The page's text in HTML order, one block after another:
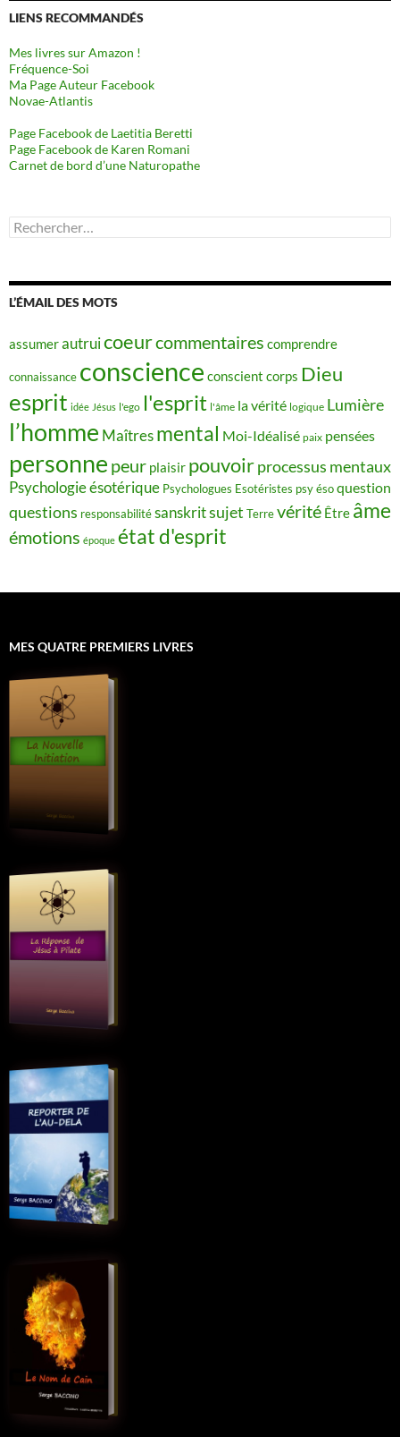
LIENS RECOMMANDÉS
Mes livres sur Amazon !
Fréquence-Soi
Ma Page Auteur Facebook
Novae-Atlantis
Page Facebook de Laetitia Beretti
Page Facebook de Karen Romani
Carnet de bord d’une Naturopathe
Rechercher :
L’ÉMAIL DES MOTS
assumerautruicoeurcommentaires comprendre
connaissance conscience conscient corps Dieu
esprit idée Jésus l'ego l'esprit l'âme la vérité logique Lumière
l’homme Maîtres mental Moi-Idéalisé paix pensées
personne peur plaisir pouvoirprocessus mentaux
Psychologie ésotérique Psychologues Esotéristes psy ésoquestion
questions responsabilitésanskritsujet Terrevérité Être âme
émotions époque état d'esprit
MES QUATRE PREMIERS LIVRES